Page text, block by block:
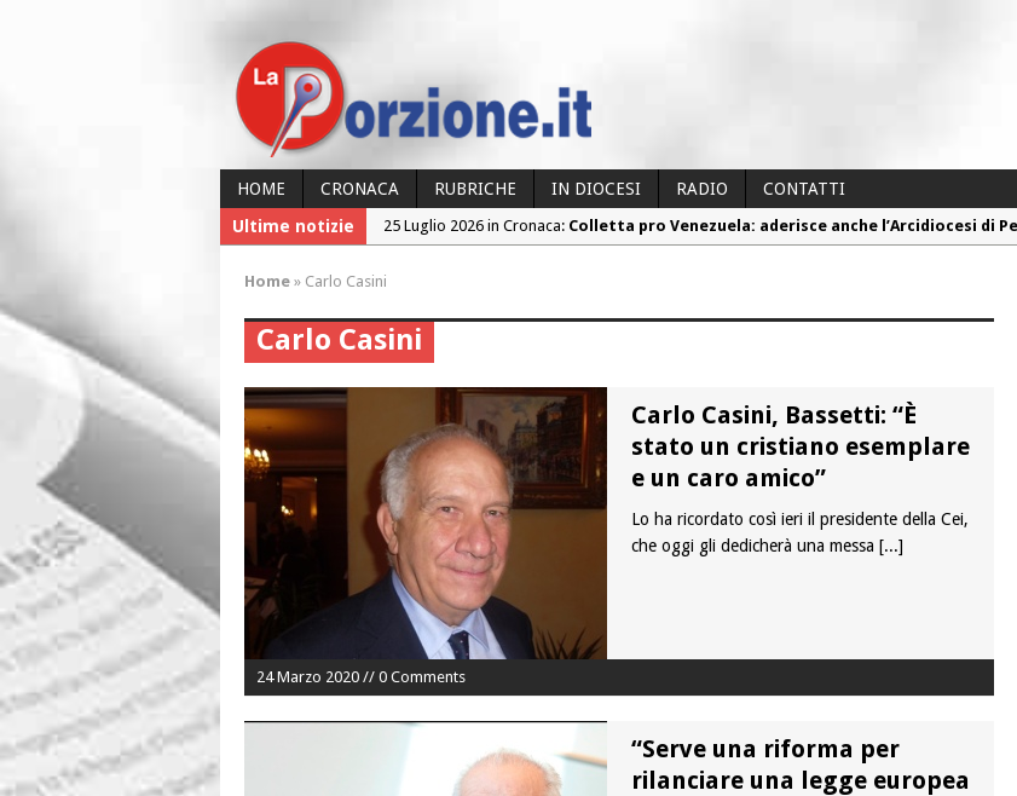
HOME CRONACA RUBRICHE IN DIOCESI RADIO
CONTATTI
Ultime notizie
24 Luglio 2026 in Cronaca: Fine vita: la Chiesa Cattolica inglese si mobilita contro
Torna la festa di Sant’Andrea: “Chiediamogli di legarci al
26 Luglio 2026 in Cronaca:
25 Luglio 2026 in Cronaca:
Home » Carlo Casini
Carlo Casini
Carlo Casini, Bassetti: “È
stato un cristiano esemplare
e un caro amico”
Lo ha ricordato così ieri il presidente della Cei,
che oggi gli dedicherà una messa [...]
24 Marzo 2020 // 0 Comments
“Serve una riforma per
rilanciare una legge europea